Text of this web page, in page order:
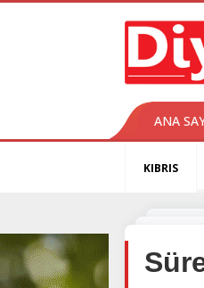
ANA
KIBRIS